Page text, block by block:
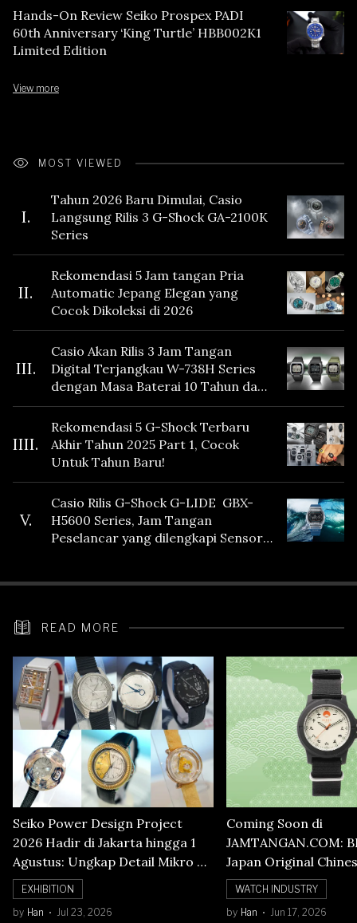
Hands-On Review Seiko Prospex PADI
60th Anniversary ‘King Turtle’ HBB002K1
Limited Edition
View more
MOST VIEWED
I.
Tahun 2026 Baru Dimulai, Casio
Langsung Rilis 3 G-Shock GA-2100K
Series
II.
Rekomendasi 5 Jam tangan Pria
Automatic Jepang Elegan yang
Cocok Dikoleksi di 2026
III.
Casio Akan Rilis 3 Jam Tangan
Digital Terjangkau W-738H Series
dengan Masa Baterai 10 Tahun dan
Fitur Vibration
IIII.
Rekomendasi 5 G-Shock Terbaru
Akhir Tahun 2025 Part 1, Cocok
Untuk Tahun Baru!
V.
Casio Rilis G-Shock G-LIDE GBX-
H5600 Series, Jam Tangan
Peselancar yang dilengkapi Sensor
READ MORE
Seiko Power Design Project
2026 Hadir di Jakarta hingga 1
Agustus: Ungkap Detail Mikro di
Balik Seni Watchmaking
EXHIBITION
by Han Jul 23, 2026
Coming Soon di
JAMTANGAN.COM:
Japan Original
Numerals Watch
WATCH INDUSTRY
by Han Jun 17, 2026